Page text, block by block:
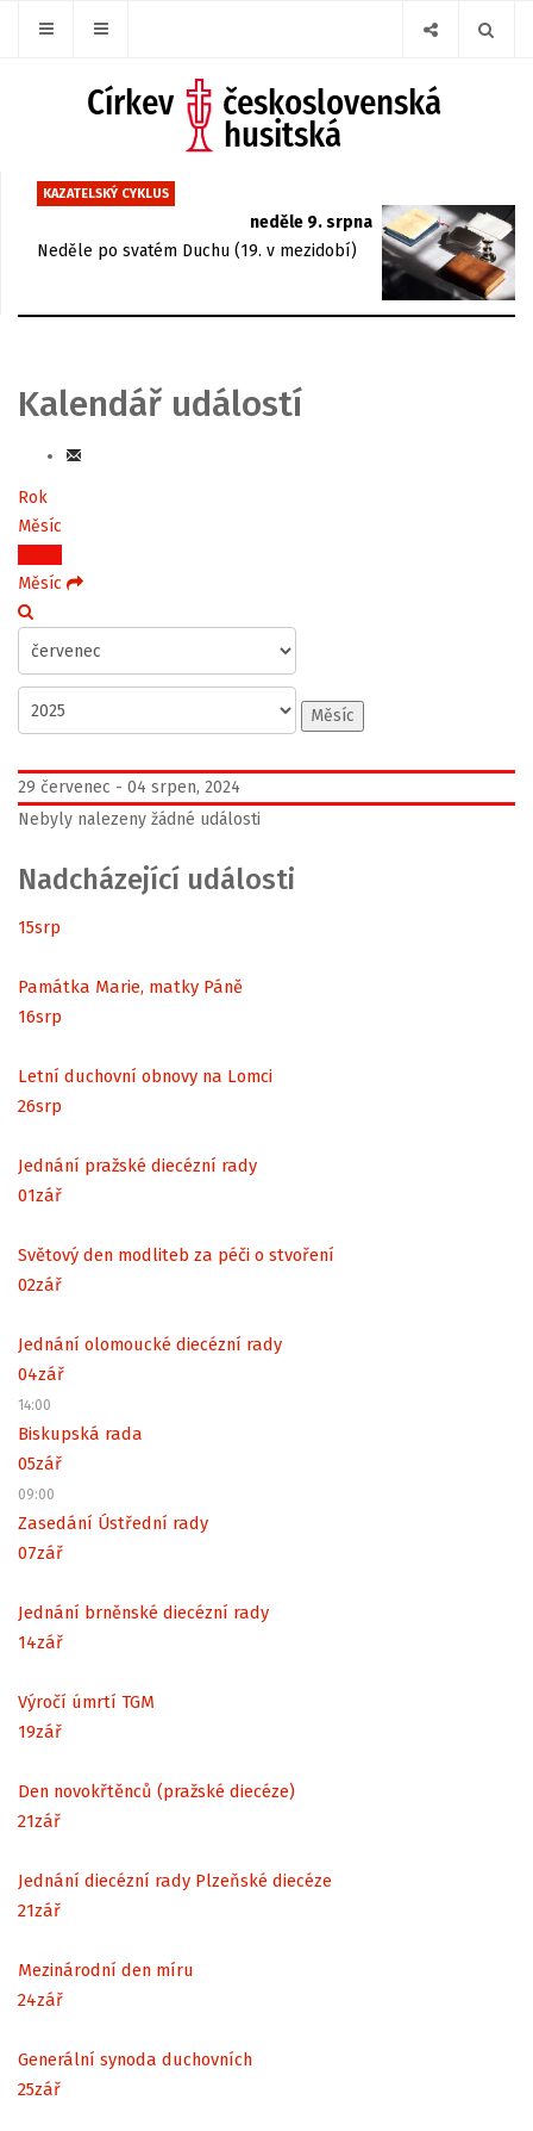
KAZATELSKÝ CYKLUS
neděle 9. srpna
Neděle po svatém Duchu (19. v mezidobí)
Kalendář událostí
Rok
Měsíc
Týden
Měsíc
Měsíc
29 červenec - 04 srpen, 2024
Nebyly nalezeny žádné události
Nadcházející události
15srp
Památka Marie, matky Páně
16srp
Letní duchovní obnovy na Lomci
26srp
Jednání pražské diecézní rady
01zář
Světový den modliteb za péči o stvoření
02zář
Jednání olomoucké diecézní rady
04zář
14:00
Biskupská rada
05zář
09:00
Zasedání Ústřední rady
07zář
Jednání brněnské diecézní rady
14zář
Výročí úmrtí TGM
19zář
Den novokřtěnců (pražské diecéze)
21zář
Jednání diecézní rady Plzeňské diecéze
21zář
Mezinárodní den míru
24zář
Generální synoda duchovních
25zář